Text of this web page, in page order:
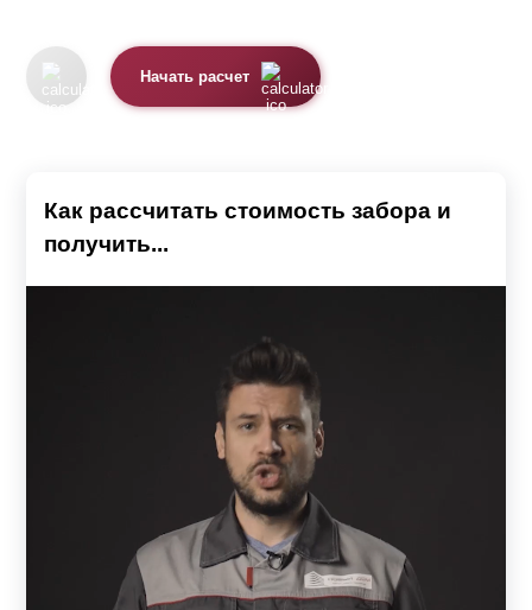
Начать расчет
Как рассчитать стоимость забора и
получить...